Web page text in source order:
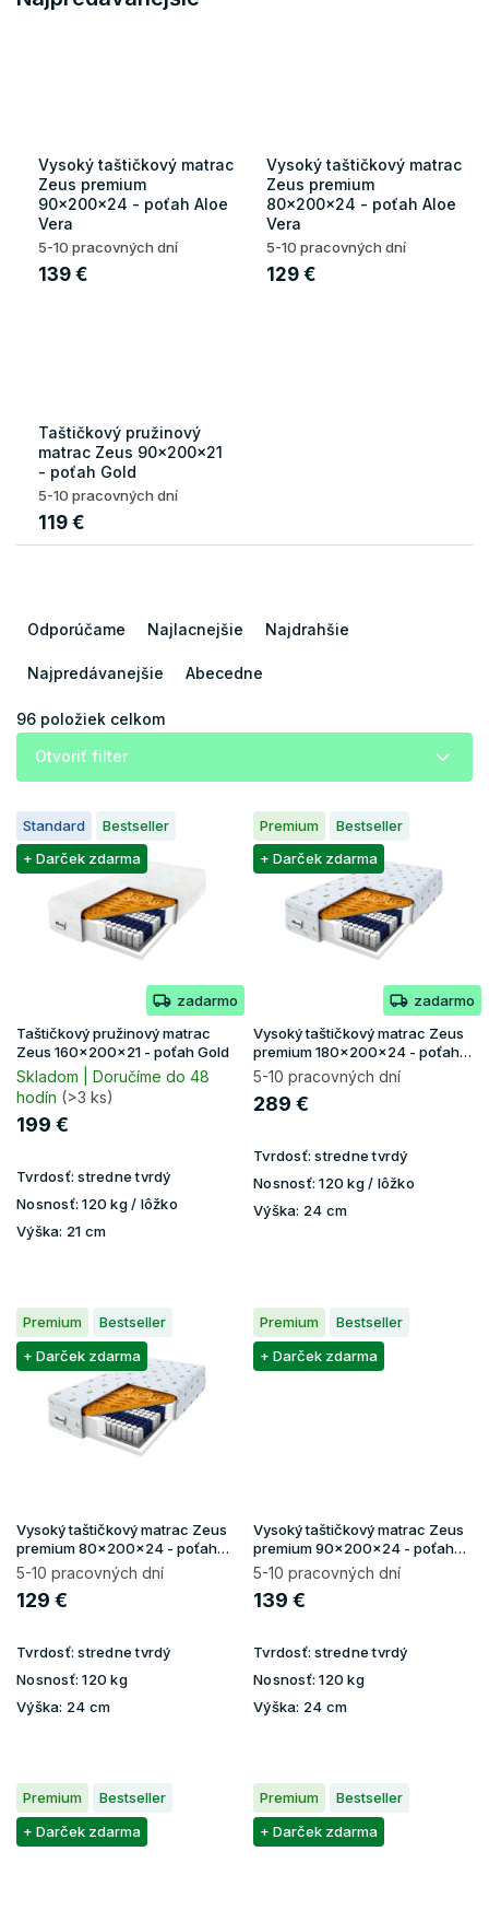
Vysoký taštičkový matrac
Zeus premium
90x200x24 - poťah Aloe
Vera
5-10 pracovných dní
139 €
Vysoký taštičkový matrac
Zeus premium
80x200x24 - poťah Aloe
Vera
5-10 pracovných dní
129 €
Taštičkový pružinový
matrac Zeus 90x200x21
- poťah Gold
5-10 pracovných dní
119 €
i
o
d
u
Odporúčame Najlacnejšie Najdrahšie
Najpredávanejšie Abecedne
96 položiek celkom
Otvoriť filter
V
ý
p
u
k
t
o
v
Standard
Bestseller
+ Darček zdarma
zadarmo
Taštičkový pružinový matrac
Zeus 160x200x21 - poťah Gold
Skladom | Doručíme do 48
hodín (>3 ks)
199 €
Tvrdosť: stredne tvrdý
Nosnosť: 120 kg / lôžko
Výška: 21 cm
Premium
Bestseller
+ Darček zdarma
zadarmo
Vysoký taštičkový matrac Zeus
premium 180x200x24 - poťah
Aloe Vera
5-10 pracovných dní
289 €
Tvrdosť: stredne tvrdý
Nosnosť: 120 kg / lôžko
Výška: 24 cm
Premium
Bestseller
+ Darček zdarma
Vysoký taštičkový matrac Zeus
premium 80x200x24 - poťah
Aloe Vera
5-10 pracovných dní
129 €
Tvrdosť: stredne tvrdý
Nosnosť: 120 kg
Výška: 24 cm
Premium
Bestseller
+ Darček zdarma
Vysoký taštičkový matrac Zeus
premium 90x200x24 - poťah
Aloe Vera
5-10 pracovných dní
139 €
Tvrdosť: stredne tvrdý
Nosnosť: 120 kg
Výška: 24 cm
Premium
Bestseller
+ Darček zdarma
Premium
Bestseller
+ Darček zdarma